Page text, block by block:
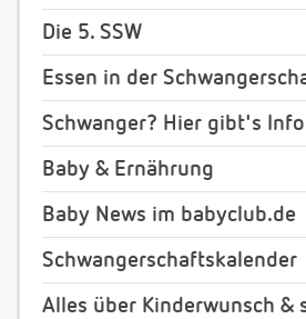
Die 5. SSW
Essen in der
Schwanger? Hier gibt's
Baby & Ernährung
Baby News im babyclub.de
Schwangerschaftskalender
Alles über Kinderwunsch &